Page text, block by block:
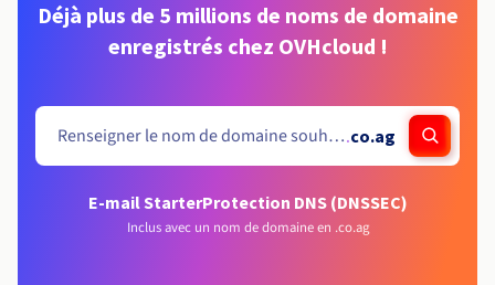
Déjà plus de 5 millions de noms de domaine
enregistrés chez OVHcloud !
.co.ag
E-mail StarterProtection DNS (DNSSEC)
Inclus avec un nom de domaine en .co.ag